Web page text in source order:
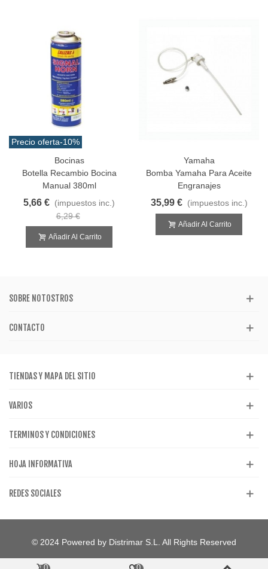
Precio oferta-10%
Bocinas
Botella Recambio Bocina
Manual 380ml
5,66 € (impuestos inc.)
6,29 €
Añadir Al Carrito
Yamaha
Bomba Yamaha Para Aceite
Engranajes
35,99 € (impuestos inc.)
Añadir Al Carrito
SOBRE NOTOSTROS
CONTACTO
TIENDAS Y MAPA DEL SITIO
VARIOS
TERMINOS Y CONDICIONES
HOJA INFORMATIVA
REDES SOCIALES
© 2024 Powered by Distrimar S.L. All Rights Reserved